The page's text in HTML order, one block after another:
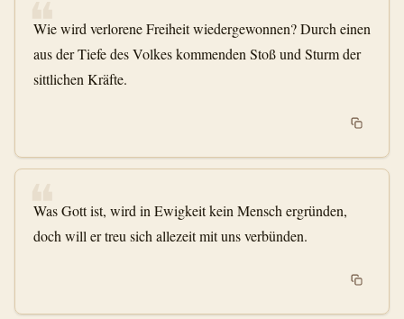
❝
Wie wird verlorene Freiheit wiedergewonnen? Durch einen
aus der Tiefe des Volkes kommenden Stoß und Sturm der
sittlichen Kräfte.
❝
Was Gott ist, wird in Ewigkeit kein Mensch ergründen,
doch will er treu sich allezeit mit uns verbünden.